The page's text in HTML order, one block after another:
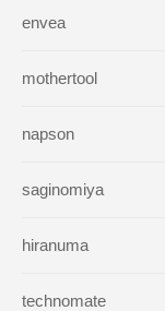
envea
mothertool
napson
saginomiya
hiranuma
technomate